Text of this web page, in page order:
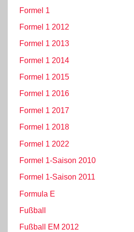
Formel 1
Formel 1 2012
Formel 1 2013
Formel 1 2014
Formel 1 2015
Formel 1 2016
Formel 1 2017
Formel 1 2018
Formel 1 2022
Formel 1-Saison 2010
Formel 1-Saison 2011
Formula E
Fußball
Fußball EM 2012